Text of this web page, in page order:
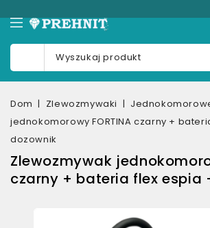
Dom Zlewozmywaki
jednokomorowy FORTINA czarny +
dozownik
Zlewozmywak
czarny + bateria flex espia